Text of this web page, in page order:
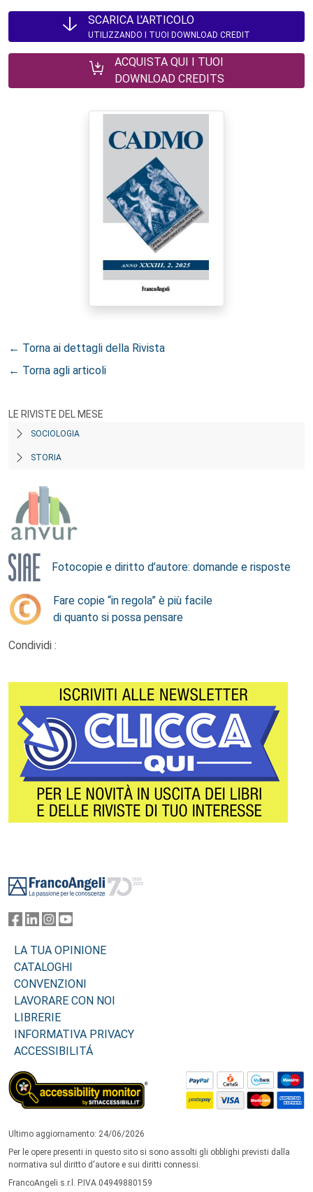
SCARICA L'ARTICOLO
UTILIZZANDO I TUOI DOWNLOAD CREDIT
ACQUISTA QUI I TUOI
DOWNLOAD CREDITS
← Torna ai dettagli della Rivista
← Torna agli articoli
LE RIVISTE DEL MESE
SOCIOLOGIA
STORIA
Fotocopie e diritto d’autore: domande e risposte
Fare copie “in regola” è più facile
di quanto si possa pensare
Condividi :
LA TUA OPINIONE
CATALOGHI
CONVENZIONI
LAVORARE CON NOI
LIBRERIE
INFORMATIVA PRIVACY
ACCESSIBILITÁ
Ultimo aggiornamento: 24/06/2026
Per le opere presenti in questo sito si sono assolti gli obblighi previsti dalla
normativa sul diritto d'autore e sui diritti connessi.
FrancoAngeli s.r.l. P.IVA 04949880159